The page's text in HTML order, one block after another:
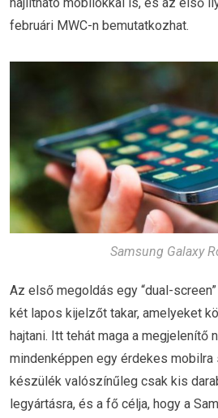
februári MWC-n bemutatkozhat.
Samsung Galaxy
Az első megoldás egy “dual-
két lapos kijelzőt takar, amelyeket
hajtani. Itt tehát maga a megjelenítő
mindenképpen egy érdekes mobilra
készülék valószínűleg csak kis
legyártásra, és a fő célja, hogy a